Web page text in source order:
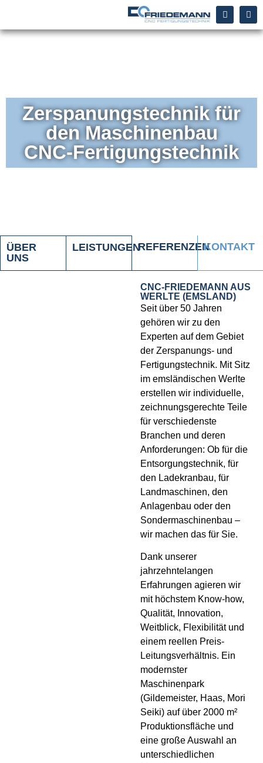
Zerspanungstechnik für
den Maschinenbau
CNC-Fertigungstechnik
ÜBER
UNS
LEISTUNGENREFERENZENKONTAKT
CNC-FRIEDEMANN AUS
WERLTE (EMSLAND)
Seit über 50 Jahren
gehören wir zu den
Experten auf dem Gebiet
der Zerspanungs- und
Fertigungstechnik. Mit Sitz
im emsländischen Werlte
erstellen wir individuelle,
zeichnungsgerechte Teile
für verschiedenste
Branchen und deren
Anforderungen: Ob für die
Entsorgungstechnik, für
den Ladekranbau, für
Landmaschinen, den
Anlagenbau oder den
Sondermaschinenbau –
wir machen das für Sie.
Dank unserer
jahrzehntelangen
Erfahrungen agieren wir
mit höchstem Know-how,
Qualität, Innovation,
Weitblick, Flexibilität und
einem reellen Preis-
Leitungsverhältnis. Ein
modernster
Maschinenpark
(Gildemeister, Haas, Mori
Seiki) auf über 2000 m²
Produktionsfläche und
eine große Auswahl an
unterschiedlichen